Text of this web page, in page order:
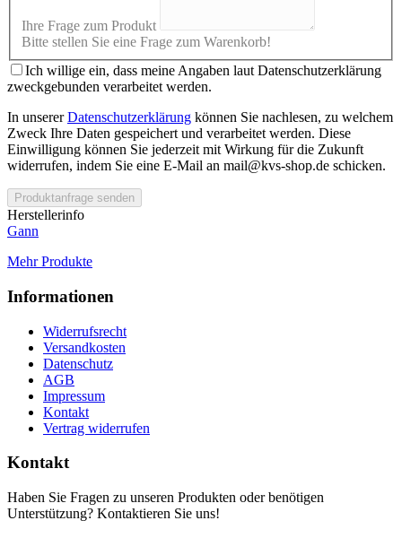
Ihre Frage zum Produkt
Bitte stellen Sie eine Frage zum Warenkorb!
Ich willige ein, dass meine Angaben laut Datenschutzerklärung
zweckgebunden verarbeitet werden.
In unsererDatenschutzerklärung können Sie nachlesen, zu welchem
Zweck Ihre Daten gespeichert und verarbeitet werden. Diese
Einwilligung können Sie jederzeit mit Wirkung für die Zukunft
widerrufen, indem Sie eine E-Mail an mail@kvs-shop.de schicken.
Produktanfrage senden
Herstellerinfo
Gann
Mehr Produkte
Informationen
Widerrufsrecht
Versandkosten
Datenschutz
AGB
Impressum
Kontakt
Vertrag widerrufen
Kontakt
Haben Sie Fragen zu unseren Produkten oder benötigen
Unterstützung? Kontaktieren Sie uns!